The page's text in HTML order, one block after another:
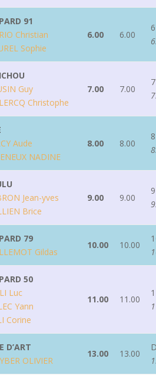
91
Christian
Sophie
6.00 6.00
6
Guy
Christophe
7.00 7.00
7
Aude
NADINE
8.00 8.00
8
Jean-yves
Brice
9.00 9.00
9
79
Gildas
10.00 10.00
50
Luc
Yann
Corine
11.00 11.00
D’ART
OLIVIER
13.00 13.00